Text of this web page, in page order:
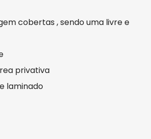
cobertas , sendo uma livre e
privativa
laminado